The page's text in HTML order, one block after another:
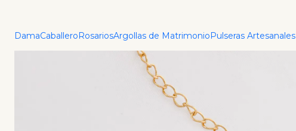
DamaCaballeroRosariosArgollas de MatrimonioPulseras Artesanales